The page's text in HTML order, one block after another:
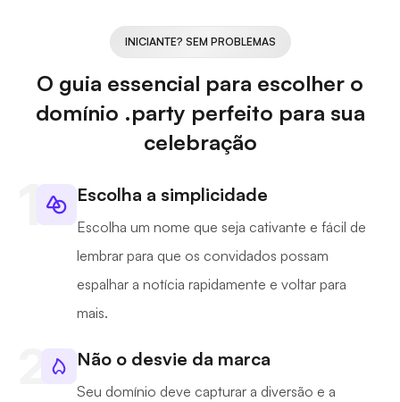
INICIANTE? SEM PROBLEMAS
O guia essencial para escolher o
domínio .party perfeito para sua
celebração
Escolha a simplicidade
Escolha um nome que seja cativante e fácil de
lembrar para que os convidados possam
espalhar a notícia rapidamente e voltar para
mais.
Não o desvie da marca
Seu domínio deve capturar a diversão e a